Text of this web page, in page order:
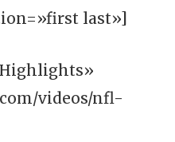
last»]
videos/nfl-